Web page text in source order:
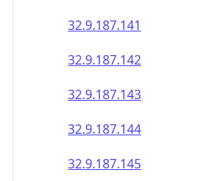
32.9.187.141
32.9.187.142
32.9.187.143
32.9.187.144
32.9.187.145